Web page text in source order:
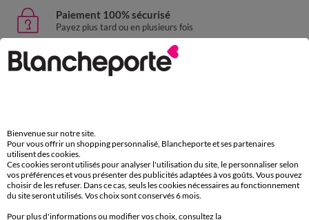
Paiement 100% sécurisé
Payez plus tard ou en plusieurs fois
Livraison express
domicile, relais, consignes automatiques
Service clients
par chat et par téléphone
de 8h00 à 20h00 du lundi au samedi
Bienvenue sur notre site.
Pour vous offrir un shopping personnalisé, Blancheporte et ses partenaires
utilisent des cookies.
Ces cookies seront utilisés pour analyser l'utilisation du site, le personnaliser selon
vos préférences et vous présenter des publicités adaptées à vos goûts. Vous pouvez
choisir de les refuser. Dans ce cas, seuls les cookies nécessaires au fonctionnement
du site seront utilisés. Vos choix sont conservés 6 mois.
Pour plus d'informations ou modifier vos choix, consultez la